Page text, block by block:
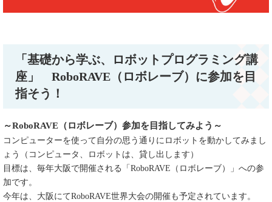
「基礎から学ぶ、ロボットプログラミング講
座」 RoboRAVE（ロボレーブ）に参加を目
指そう！
～RoboRAVE（ロボレーブ）参加を目指してみよう～
コンピューターを使って自分の思う通りにロボットを動かしてみまし
ょう（コンピュータ、ロボットは、貸し出します）
目標は、毎年大阪で開催される「RoboRAVE（ロボレーブ）」への参
加です。
今年は、大阪にてRoboRAVE世界大会の開催も予定されています。